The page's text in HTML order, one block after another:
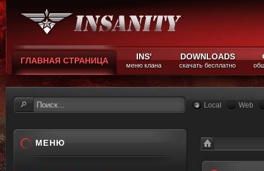
ГЛАВНАЯ СТРАНИЦА INS'
меню клана
DOWNLOADS
скачать бесплатно
Local Web
Смотреть
МЕНЮ